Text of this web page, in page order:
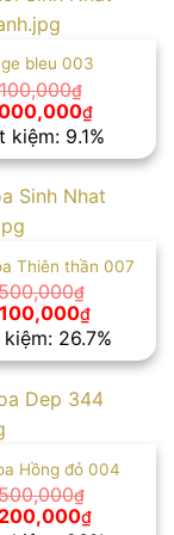
bleu 003
₫
₫Giá
hiện
tại
là:
kiệm: 9.1%
Thiên thần 007
₫
₫Giá
hiện
tại
là:
26.7%
Hồng đỏ 004
₫
₫Giá